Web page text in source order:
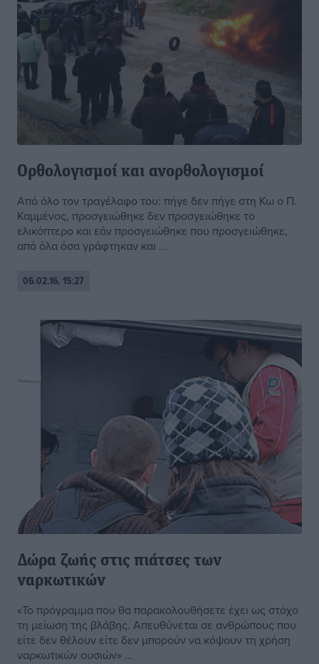
Ορθολογισμοί και ανορθολογισμοί
Από όλο τον τραγέλαφο του: πήγε δεν πήγε στη Κω ο Π.
Καμμένος, προσγειώθηκε δεν προσγειώθηκε το
ελικόπτερο και εάν προσγειώθηκε που προσγειώθηκε,
από όλα όσα γράφτηκαν και ...
06.02.16, 15:27
Δώρα ζωής στις πιάτσες των
ναρκωτικών
«Το πρόγραμμα που θα παρακολουθήσετε έχει ως στόχο
τη μείωση της βλάβης. Απευθύνεται σε ανθρώπους που
είτε δεν θέλουν είτε δεν μπορούν να κόψουν τη χρήση
ναρκωτικών ουσιών» ...